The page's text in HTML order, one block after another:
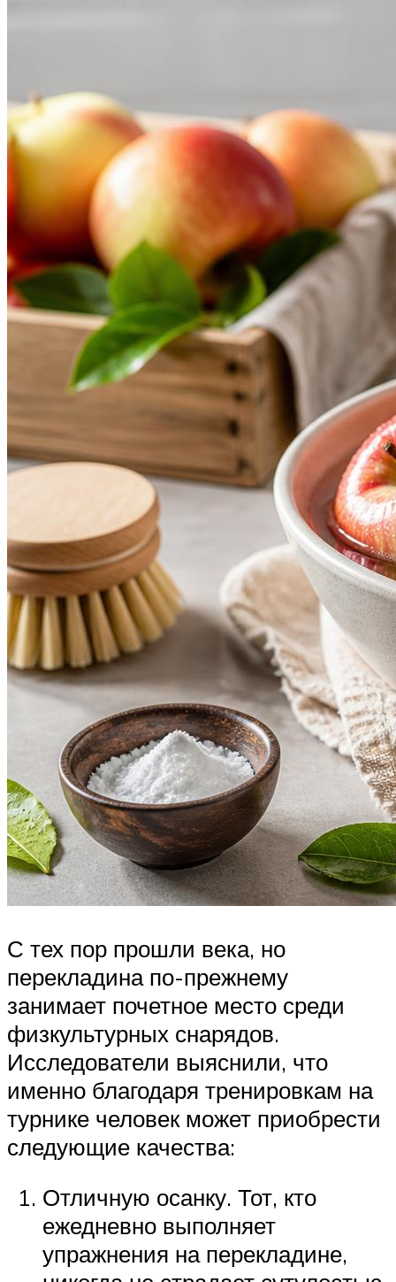
С тех пор прошли века, но
перекладина по-прежнему
занимает почетное место среди
физкультурных снарядов.
Исследователи выяснили, что
именно благодаря тренировкам на
турнике человек может приобрести
следующие качества:
Отличную осанку. Тот, кто
ежедневно выполняет
упражнения на перекладине,